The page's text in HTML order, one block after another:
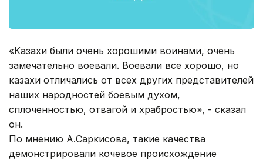
«Казахи были очень хорошими воинами, очень
замечательно воевали. Воевали все хорошо, но
казахи отличались от всех других представителей
наших народностей боевым духом,
сплоченностью, отвагой и храбростью», - сказал
он.
По мнению А.Саркисова, такие качества
демонстрировали кочевое происхождение